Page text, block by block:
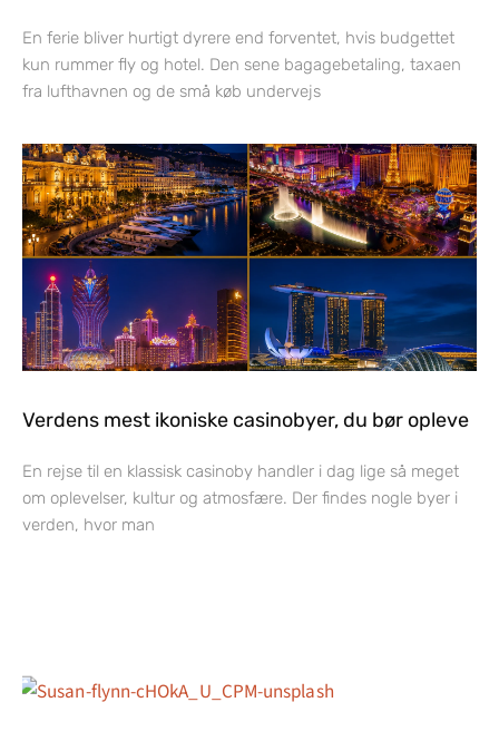
En ferie bliver hurtigt dyrere end forventet, hvis budgettet
kun rummer fly og hotel. Den sene bagagebetaling, taxaen
fra lufthavnen og de små køb undervejs
Verdens mest ikoniske casinobyer, du bør opleve
En rejse til en klassisk casinoby handler i dag lige så meget
om oplevelser, kultur og atmosfære. Der findes nogle byer i
verden, hvor man